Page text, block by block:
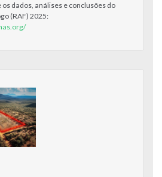
dados, análises e conclusões do
(RAF) 2025: